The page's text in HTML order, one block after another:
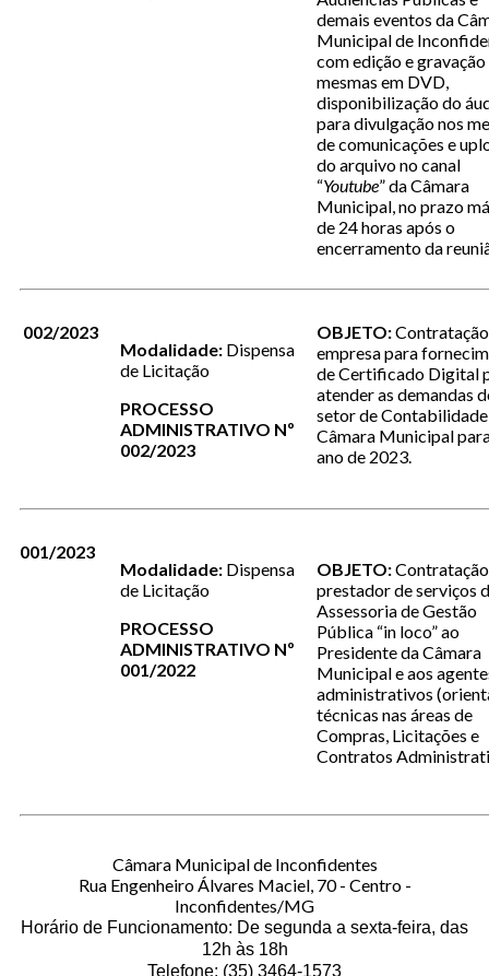
demais eventos da
Municipal de
com edição e gravação
mesmas em DVD,
disponibilização do
para divulgação nos
de comunicações e
do arquivo no canal
“Youtube” da Câmara
Municipal, no prazo
de 24 horas após o
encerramento da
002/2023
Modalidade: Dispensa
de Licitação
PROCESSO
ADMINISTRATIVO Nº
002/2023
OBJETO:
empresa para
de Certificado Digital
atender as demandas
setor de
Câmara Municipal
ano de 2023.
001/2023
Modalidade: Dispensa
de Licitação
PROCESSO
ADMINISTRATIVO Nº
001/2022
OBJETO:
prestador de serviços
Assessoria de Gestão
Pública “in loco” ao
Presidente da Câmara
Municipal e aos
administrativos
técnicas nas áreas de
Compras, Licitações e
Contratos
Câmara Municipal de Inconfidentes
Rua Engenheiro Álvares Maciel, 70 - Centro -
Inconfidentes/MG
Horário de Funcionamento: De segunda a sexta-feira, das
12h às 18h
Telefone: (35) 3464-1573